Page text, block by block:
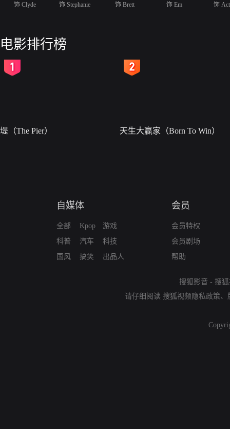
饰 Clyde 饰 Stephanie 饰 Brett 饰 Em 饰
电影排行榜
堤（The Pier） 天生大赢家（Born To Win）
自媒体
全部
科普
国风
Kpop
汽车
搞笑
游戏
科技
出品人
会员
会员特权
会员剧场
帮助
搜狐影音 - 搜
请仔细阅读 搜狐视频隐私政策、